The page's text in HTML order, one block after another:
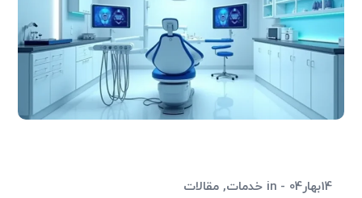
14بهار04 in خدمات,مقالات